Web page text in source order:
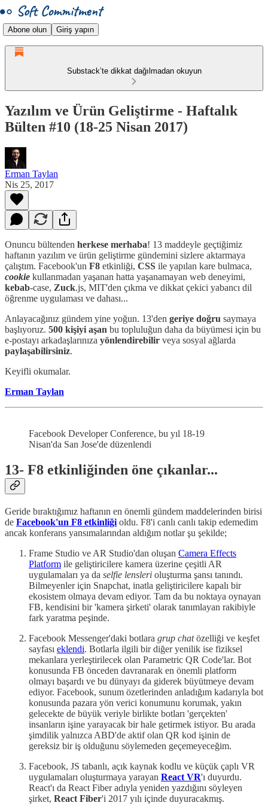
Abone olun Giriş yapın
Substack’te dikkat dağılmadan okuyun
Yazılım ve Ürün Geliştirme - Haftalık
Bülten #10 (18-25 Nisan 2017)
Erman Taylan
Nis 25, 2017
Onuncu bültenden herkese merhaba! 13 maddeyle geçtiğimiz
haftanın yazılım ve ürün geliştirme gündemini sizlere aktarmaya
çalıştım. Facebook'un F8 etkinliği, CSS ile yapılan kare bulmaca,
cookie kullanmadan yaşanan hatta yaşanamayan web deneyimi,
kebab-case, Zuck.js, MIT'den çıkma ve dikkat çekici yabancı dil
öğrenme uygulaması ve dahası...
Anlayacağınız gündem yine yoğun. 13'den geriye doğru saymaya
başlıyoruz. 500 kişiyi aşan bu topluluğun daha da büyümesi için bu
e-postayı arkadaşlarınıza yönlendirebilir veya sosyal ağlarda
paylaşabilirsiniz.
Keyifli okumalar.
Erman Taylan
Facebook Developer Conference, bu yıl 18-19
Nisan'da San Jose'de düzenlendi
13- F8 etkinliğinden öne çıkanlar...
Geride bıraktığımız haftanın en önemli gündem maddelerinden birisi
de Facebook'un F8 etkinliği oldu. F8'i canlı canlı takip edemedim
ancak konferans yansımalarından aldığım notlar şu şekilde;
Frame Studio ve AR Studio'dan oluşan Camera Effects
Platform ile geliştiricilere kamera üzerine çeşitli AR
uygulamaları ya da selfie lensleri oluşturma şansı tanındı.
Bilmeyenler için Snapchat, inatla geliştiricilere kapalı bir
ekosistem olmaya devam ediyor. Tam da bu noktaya oynayan
FB, kendisini bir 'kamera şirketi' olarak tanımlayan rakibiyle
fark yaratma peşinde.
Facebook Messenger'daki botlara grup chatözelliği ve keşfet
sayfası eklendi. Botlarla ilgili bir diğer yenilik ise fiziksel
mekanlara yerleştirilecek olan Parametric QR Code'lar. Bot
konusunda FB önceden davranarak en önemli platform
olmayı başardı ve bu dünyayı da giderek büyütmeye devam
ediyor. Facebook, sunum özetlerinden anladığım kadarıyla bot
konusunda pazara yön verici konumunu korumak, yakın
gelecekte de büyük veriyle birlikte botları 'gerçekten'
insanların işine yarayacak bir hale getirmek istiyor. Bu arada
şimdilik yalnızca ABD'de aktif olan QR kod işinin de
gereksiz bir iş olduğunu söylemeden geçemeyeceğim.
Facebook, JS tabanlı, açık kaynak kodlu ve küçük çaplı VR
uygulamaları oluşturmaya yarayan React VR'ı duyurdu.
React'ı da React Fiber adıyla yeniden yazdığını söyleyen
şirket, React Fiber'i 2017 yılı içinde duyuracakmış.